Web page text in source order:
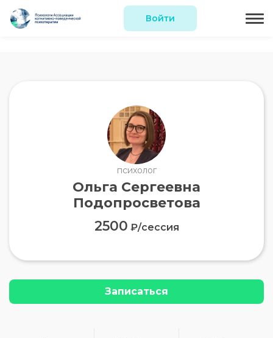
Войти
психолог
Ольга Сергеевна
Подопросветова
2500 ₽/сессия
Записаться